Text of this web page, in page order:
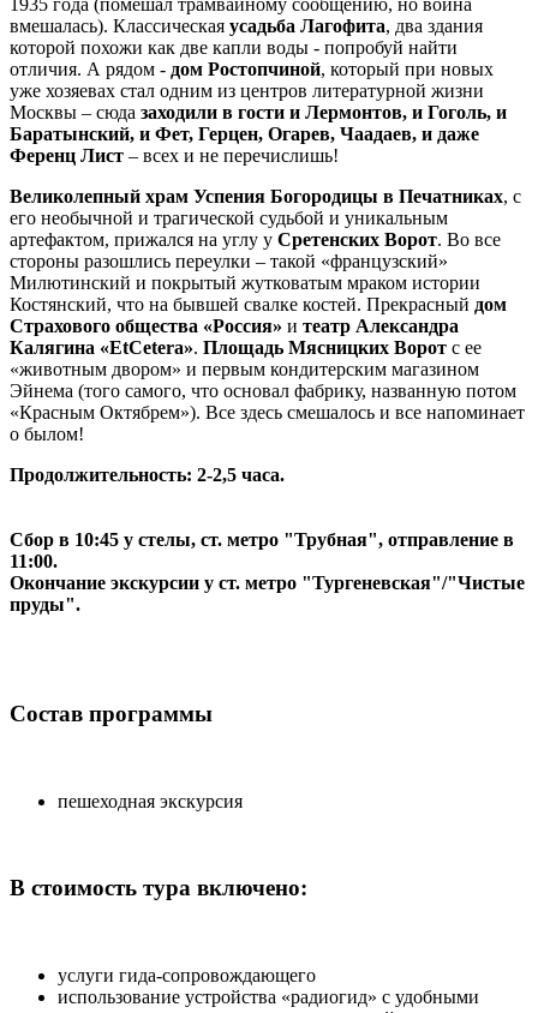
1935 года (помешал трамвайному сообщению, но война
вмешалась). Классическая усадьба Лагофита, два здания
которой похожи как две капли воды - попробуй найти
отличия. А рядом - дом Ростопчиной, который при новых
уже хозяевах стал одним из центров литературной жизни
Москвы – сюда заходили в гости и Лермонтов, и Гоголь, и
Баратынский, и Фет, Герцен, Огарев, Чаадаев, и даже
Ференц Лист – всех и не перечислишь!
Великолепный храм Успения Богородицы в Печатниках, с
его необычной и трагической судьбой и уникальным
артефактом, прижался на углу у Сретенских Ворот. Во все
стороны разошлись переулки – такой «французский»
Милютинский и покрытый жутковатым мраком истории
Костянский, что на бывшей свалке костей. Прекрасный дом
Страхового общества «Россия» и театр Александра
Калягина «EtCetera». Площадь Мясницких Ворот с ее
«животным двором» и первым кондитерским магазином
Эйнема (того самого, что основал фабрику, названную потом
«Красным Октябрем»). Все здесь смешалось и все напоминает
о былом!
Продолжительность: 2-2,5 часа.
Сбор в 10:45 у стелы, ст. метро "Трубная", отправление в
11:00.
Окончание экскурсии у ст. метро "Тургеневская"/"Чистые
пруды".
Состав программы
пешеходная экскурсия
В стоимость тура включено:
услуги гида-сопровождающего
использование устройства «радиогид» с удобными